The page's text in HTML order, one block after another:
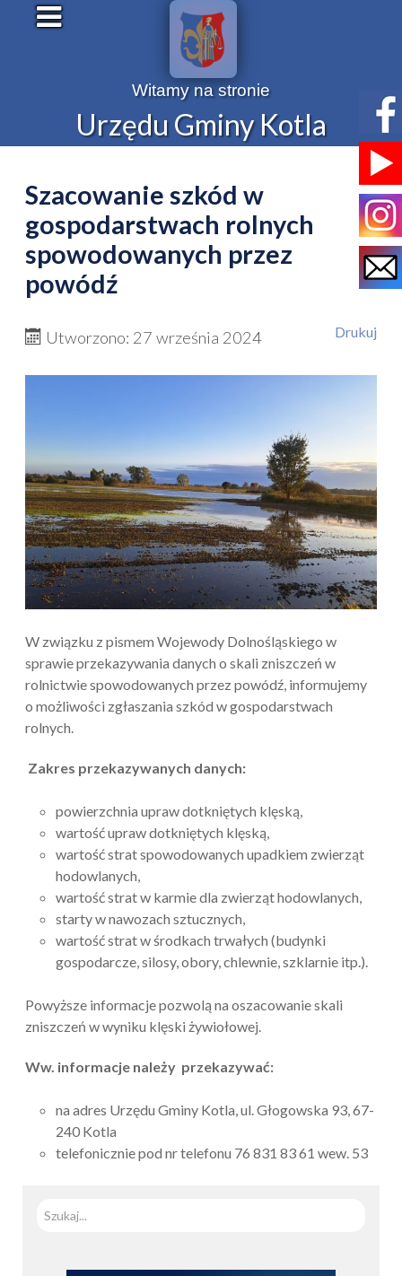
Witamy na stronie
Urzędu Gminy Kotla
Szacowanie szkód w
gospodarstwach rolnych
spowodowanych przez
powódź
Drukuj
Utworzono: 27 września 2024
W związku z pismem Wojewody Dolnośląskiego w
sprawie przekazywania danych o skali zniszczeń w
rolnictwie spowodowanych przez powódź, informujemy
o możliwości zgłaszania szkód w gospodarstwach
rolnych.
Zakres przekazywanych danych:
powierzchnia upraw dotkniętych klęską,
wartość upraw dotkniętych klęską,
wartość strat spowodowanych upadkiem zwierząt
hodowlanych,
wartość strat w karmie dla zwierząt hodowlanych,
starty w nawozach sztucznych,
wartość strat w środkach trwałych (budynki
gospodarcze, silosy, obory, chlewnie, szklarnie itp.).
Powyższe informacje pozwolą na oszacowanie skali
zniszczeń w wyniku klęski żywiołowej.
Ww. informacje należy przekazywać:
na adres Urzędu Gminy Kotla, ul. Głogowska 93, 67-
240 Kotla
telefonicznie pod nr telefonu 76 831 83 61 wew. 53